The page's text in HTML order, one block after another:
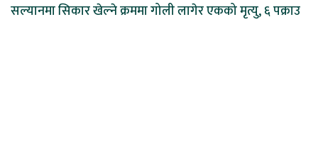
सल्यानमा सिकार खेल्ने क्रममा गोली लागेर एकको मृत्यु, ६ पक्राउ